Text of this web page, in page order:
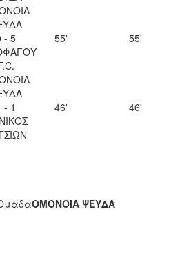
- 5
55' 55'
- 1
46' 46'
ΟΜΟΝΟΙΑ ΨΕΥΔΑ